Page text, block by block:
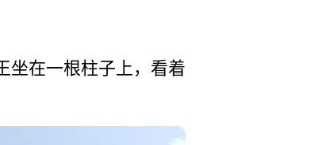
坐在­一根柱子上，看着